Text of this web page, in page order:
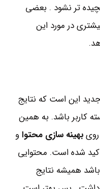
تر نشود . بعضی
در مورد این
جدید این است که نتایج
کاربر باشد. به همین
رویبهینه سازی محتواو
شده است. محتوایی
باشد همیشه نتایج